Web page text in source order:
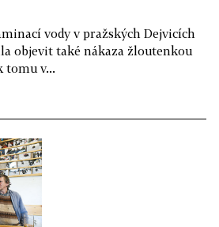
vody v pražských Dejvicích
objevit také nákaza žloutenkou
tomu v...